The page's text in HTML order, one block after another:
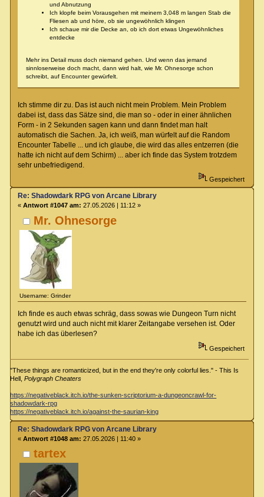
und Abnutzung
Ich klopfe beim Vorausgehen mit meinem 3,048 m langen Stab die
Fliesen ab und höre, ob sie ungewöhnlich klingen
Ich schaue mir die Decke an, ob ich dort etwas Ungewöhnliches
entdecke
Mehr ins Detail muss doch niemand gehen. Und wenn das jemand
sinnloserweise doch macht, dann wird halt, wie Mr. Ohnesorge schon
schreibt, auf Encounter gewürfelt.
Ich stimme dir zu. Das ist auch nicht mein Problem. Mein Problem
dabei ist, dass das Sätze sind, die man so - oder in einer ähnlichen
Form - in 2 Sekunden sagen kann und dann findet man halt
automatisch die Sachen. Ja, ich weiß, man würfelt auf die Random
Encounter Tabelle ... und ich glaube, die wird das alles entzerren (die
hatte ich nicht auf dem Schirm) ... aber ich finde das System trotzdem
sehr unbefriedigend.
Gespeichert
Mr. Ohnesorge
Username: Grinder
Re: Shadowdark RPG von Arcane Library
« Antwort #1047 am: 27.05.2026 | 11:12 »
Ich finde es auch etwas schräg, dass sowas wie Dungeon Turn nicht
genutzt wird und auch nicht mit klarer Zeitangabe versehen ist. Oder
habe ich das überlesen?
Gespeichert
"These things are romanticized, but in the end they're only colorful lies." - This Is
Hell,Polygraph Cheaters
https://negativeblack.itch.io/the-sunken-scriptorium-a-dungeoncrawl-for-
shadowdark-rpg
https://negativeblack.itch.io/against-the-saurian-king
tartex
Re: Shadowdark RPG von Arcane Library
« Antwort #1048 am: 27.05.2026 | 11:40 »